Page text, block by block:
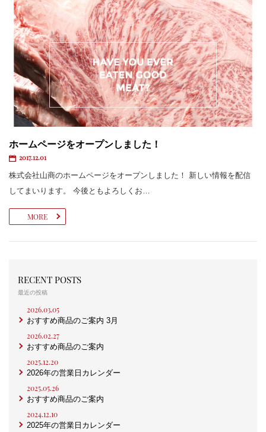
ホームページをオープンしました！
2017.12.01
株式会社山商のホームページをオープンしました！ 新しい情報を配信
してまいります。 今後ともよろしくお…
MORE
RECENT POSTS
最近の投稿
2026.03.05
おすすめ商品のご案内 3月
2026.02.27
おすすめ商品のご案内
2025.12.20
2026年の営業日カレンダー
2025.05.26
おすすめ商品のご案内
2024.12.10
2025年の営業日カレンダー